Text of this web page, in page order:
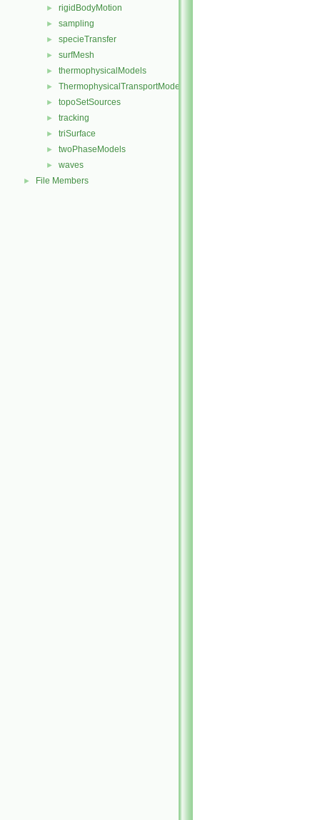
► rigidBodyMotion
► sampling
► specieTransfer
► surfMesh
► thermophysicalModels
► ThermophysicalTransportModels
► topoSetSources
► tracking
► triSurface
► twoPhaseModels
► waves
► File Members